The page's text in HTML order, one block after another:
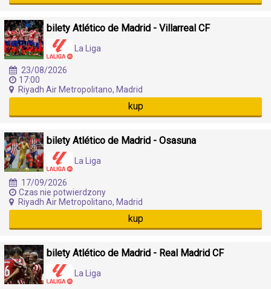
bilety Atlético de Madrid - Villarreal CF
La Liga
23/08/2026
17:00
Riyadh Air Metropolitano, Madrid
kup
bilety Atlético de Madrid - Osasuna
La Liga
17/09/2026
Czas nie potwierdzony
Riyadh Air Metropolitano, Madrid
kup
bilety Atlético de Madrid - Real Madrid CF
La Liga